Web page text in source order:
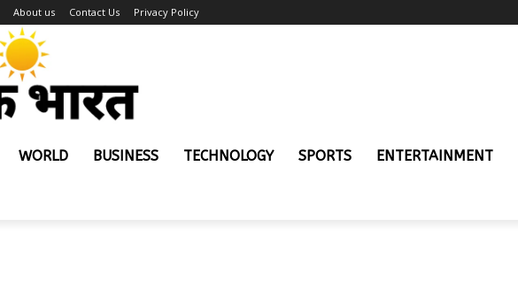
About us Contact Us Privacy Policy
WORLD BUSINESS TECHNOLOGY SPORTS ENTERTAINMENT